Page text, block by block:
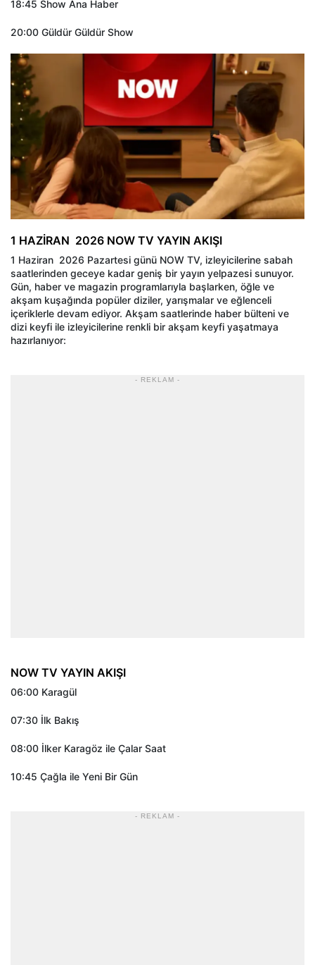
18:45 Show Ana Haber
20:00 Güldür Güldür Show
1 HAZİRAN 2026 NOW TV YAYIN AKIŞI
1 Haziran 2026 Pazartesi günü NOW TV, izleyicilerine sabah
saatlerinden geceye kadar geniş bir yayın yelpazesi sunuyor.
Gün, haber ve magazin programlarıyla başlarken, öğle ve
akşam kuşağında popüler diziler, yarışmalar ve eğlenceli
içeriklerle devam ediyor. Akşam saatlerinde haber bülteni ve
dizi keyfi ile izleyicilerine renkli bir akşam keyfi yaşatmaya
hazırlanıyor:
- REKLAM -
NOW TV YAYIN AKIŞI
06:00 Karagül
07:30 İlk Bakış
08:00 İlker Karagöz ile Çalar Saat
10:45 Çağla ile Yeni Bir Gün
- REKLAM -